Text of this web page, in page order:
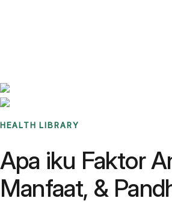
HEALTH LIBRARY
Apa iku Faktor
Manfaat, &